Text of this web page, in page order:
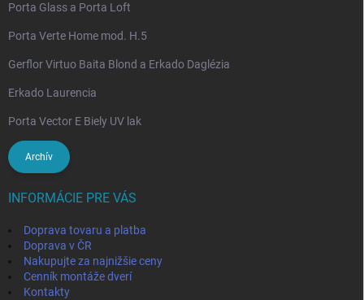
Porta Glass a Porta Loft
Porta Verte Home mod. H.5
Gerflor Virtuo Baita Blond a Erkado Daglézia
Erkado Laurencia
Porta Vector E Biely UV lak
Archív
INFORMÁCIE PRE VÁS
Doprava tovaru a platba
Doprava v ČR
Nakupujte za najnižšie ceny
Cenník montáže dverí
Kontakty